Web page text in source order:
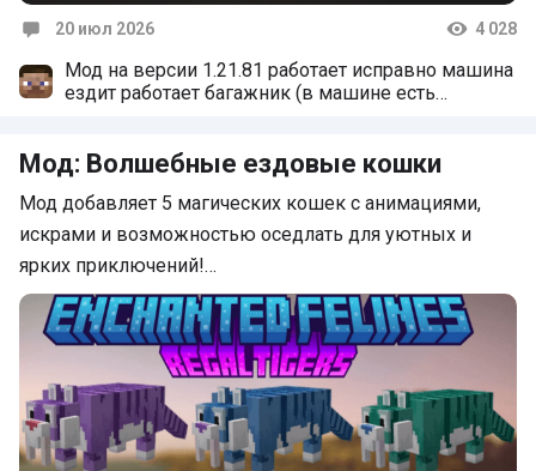
20 июл 2026 4 028
Мод на версии 1.21.81 работает исправно машина
ездит работает багажник (в машине есть
Мод: Волшебные ездовые кошки
Мод добавляет 5 магических кошек с анимациями,
искрами и возможностью оседлать для уютных и
ярких приключений!…